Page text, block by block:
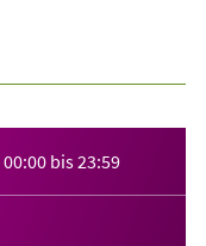
00:00 bis23:59